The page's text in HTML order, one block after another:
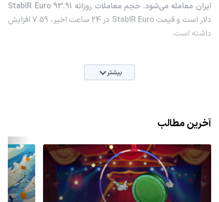
ایران معامله می‌شود. حجم معاملات روزانه StablR Euro 93.91
دلار است و قیمت StablR Euro در 24 ساعت اخیر، 7.59 افزایش
داشته است.
بیشتر
آخرین مطالب